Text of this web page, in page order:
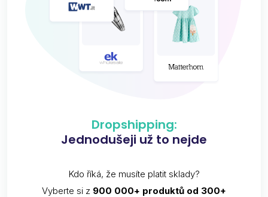
Dropshipping:
Jednodušeji už to nejde
Kdo říká, že musíte platit sklady?
Vyberte si z 900 000+ produktů od 300+